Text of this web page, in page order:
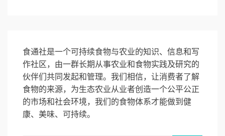
食通社是一个可持续食物与农业的知识、信息和写
作社区，由一群长期从事农业和食物实践及研究的
伙伴们共同发起和管理。我们相信，让消费者了解
食物的来源，为生态农业从业者创造一个公平公正
的市场和社会环境，我们的食物体系才能做到健
康、美味、可持续。